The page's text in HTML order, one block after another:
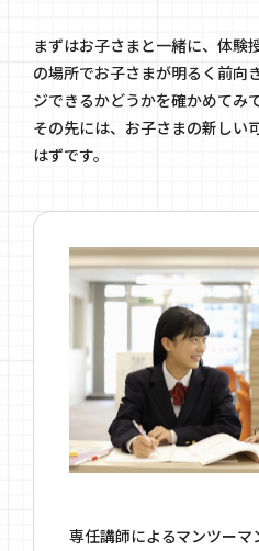
まずはお子さまと一緒に、体験
の場所でお子さまが明るく前向
ジできるかどうかを確かめてみ
その先には、お子さまの新しい
はずです。
専任講師によるマンツー